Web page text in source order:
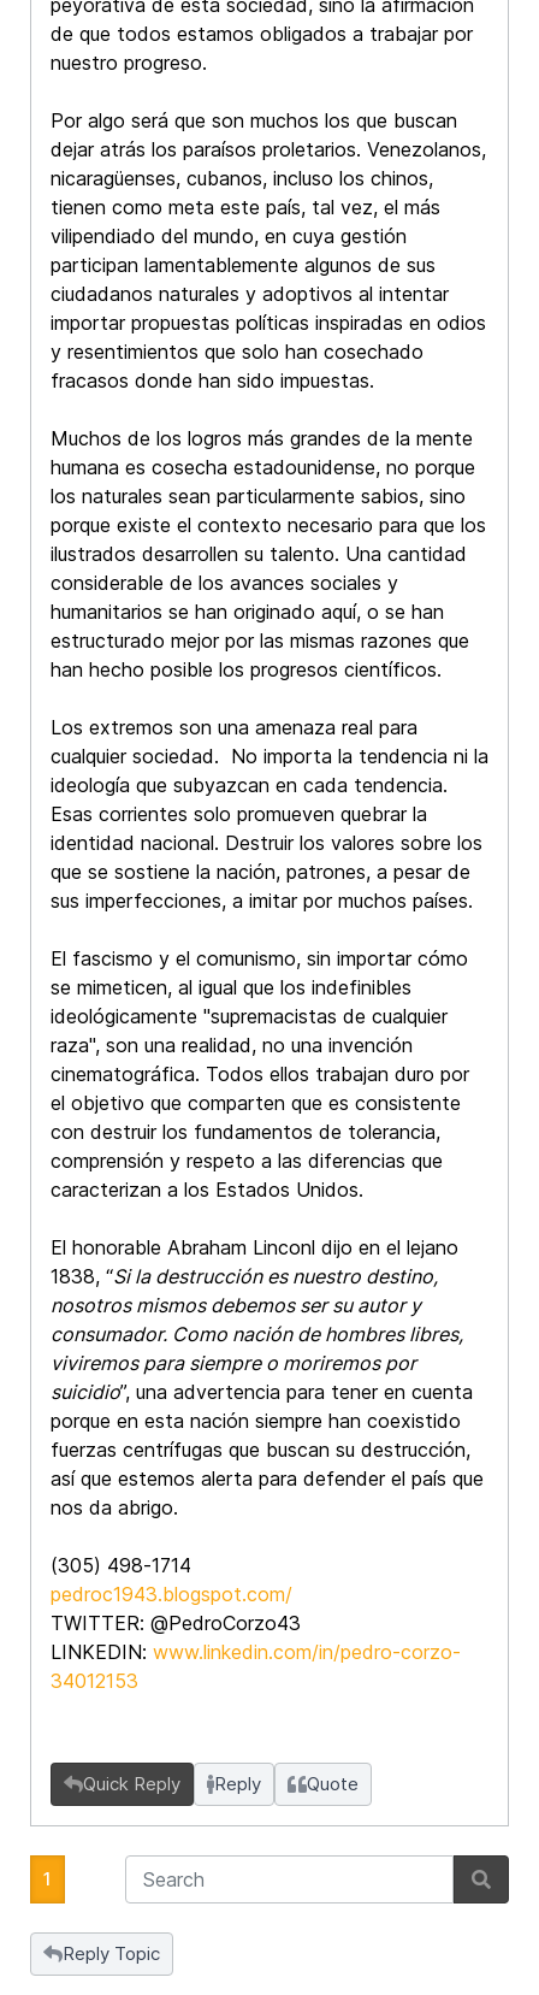
peyorativa de esta sociedad, sino la afirmación
de que todos estamos obligados a trabajar por
nuestro progreso.
Por algo será que son muchos los que buscan
dejar atrás los paraísos proletarios. Venezolanos,
nicaragüenses, cubanos, incluso los chinos,
tienen como meta este país, tal vez, el más
vilipendiado del mundo, en cuya gestión
participan lamentablemente algunos de sus
ciudadanos naturales y adoptivos al intentar
importar propuestas políticas inspiradas en odios
y resentimientos que solo han cosechado
fracasos donde han sido impuestas.
Muchos de los logros más grandes de la mente
humana es cosecha estadounidense, no porque
los naturales sean particularmente sabios, sino
porque existe el contexto necesario para que los
ilustrados desarrollen su talento. Una cantidad
considerable de los avances sociales y
humanitarios se han originado aquí, o se han
estructurado mejor por las mismas razones que
han hecho posible los progresos científicos.
Los extremos son una amenaza real para
cualquier sociedad. No importa la tendencia ni la
ideología que subyazcan en cada tendencia.
Esas corrientes solo promueven quebrar la
identidad nacional. Destruir los valores sobre los
que se sostiene la nación, patrones, a pesar de
sus imperfecciones, a imitar por muchos países.
El fascismo y el comunismo, sin importar cómo
se mimeticen, al igual que los indefinibles
ideológicamente "supremacistas de cualquier
raza", son una realidad, no una invención
cinematográfica. Todos ellos trabajan duro por
el objetivo que comparten que es consistente
con destruir los fundamentos de tolerancia,
comprensión y respeto a las diferencias que
caracterizan a los Estados Unidos.
El honorable Abraham Linconl dijo en el lejano
1838, “Si la destrucción es nuestro destino,
nosotros mismos debemos ser su autor y
consumador. Como nación de hombres libres,
viviremos para siempre o moriremos por
suicidio”, una advertencia para tener en cuenta
porque en esta nación siempre han coexistido
fuerzas centrífugas que buscan su destrucción,
así que estemos alerta para defender el país que
nos da abrigo.
(305) 498-1714
pedroc1943.blogspot.com/
TWITTER: @PedroCorzo43
LINKEDIN: www.linkedin.com/in/pedro-corzo-
34012153
Quick Reply Reply Quote
1
Reply Topic